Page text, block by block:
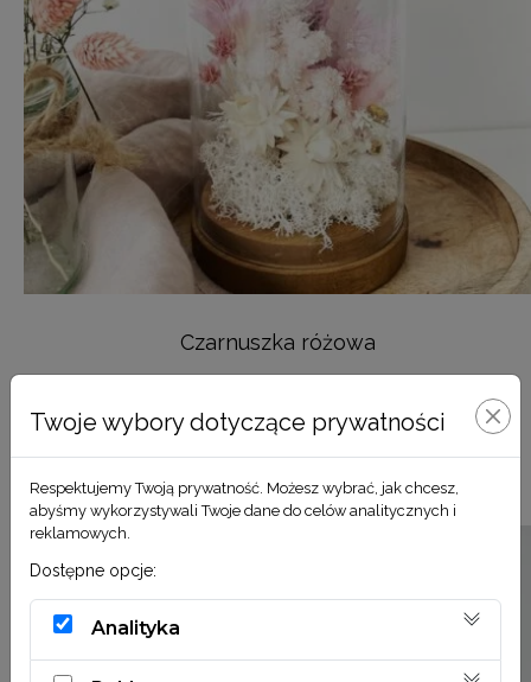
Czarnuszka różowa
Twoje wybory dotyczące prywatności
Respektujemy Twoją prywatność. Możesz wybrać, jak chcesz,
abyśmy wykorzystywali Twoje dane do celów analitycznych i
reklamowych.
Dostępne opcje:
Analityka